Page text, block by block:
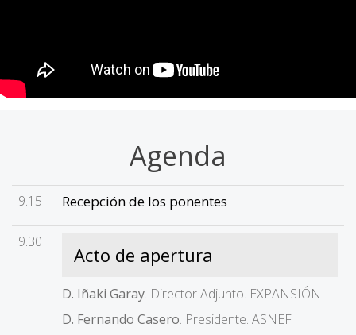
Agenda
9.15 Recepción de los ponentes
9.30
Acto de apertura
D. Iñaki Garay. Director Adjunto. EXPANSIÓN
D. Fernando Casero. Presidente. ASNEF